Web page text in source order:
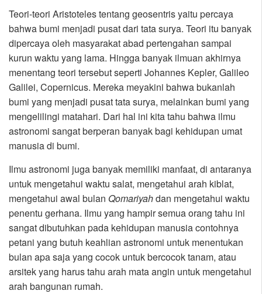
Teori-teori Aristoteles tentang geosentris yaitu percaya
bahwa bumi menjadi pusat dari tata surya. Teori itu banyak
dipercaya oleh masyarakat abad pertengahan sampai
kurun waktu yang lama. Hingga banyak ilmuan akhirnya
menentang teori tersebut seperti Johannes Kepler, Galileo
Galilei, Copernicus. Mereka meyakini bahwa bukanlah
bumi yang menjadi pusat tata surya, melainkan bumi yang
mengelilingi matahari. Dari hal ini kita tahu bahwa ilmu
astronomi sangat berperan banyak bagi kehidupan umat
manusia di bumi.
Ilmu astronomi juga banyak memiliki manfaat, di antaranya
untuk mengetahui waktu salat, mengetahui arah kiblat,
mengetahui awal bulan Qomariyahdan mengetahui waktu
penentu gerhana. Ilmu yang hampir semua orang tahu ini
sangat dibutuhkan pada kehidupan manusia contohnya
petani yang butuh keahlian astronomi untuk menentukan
bulan apa saja yang cocok untuk bercocok tanam, atau
arsitek yang harus tahu arah mata angin untuk mengetahui
arah bangunan rumah.